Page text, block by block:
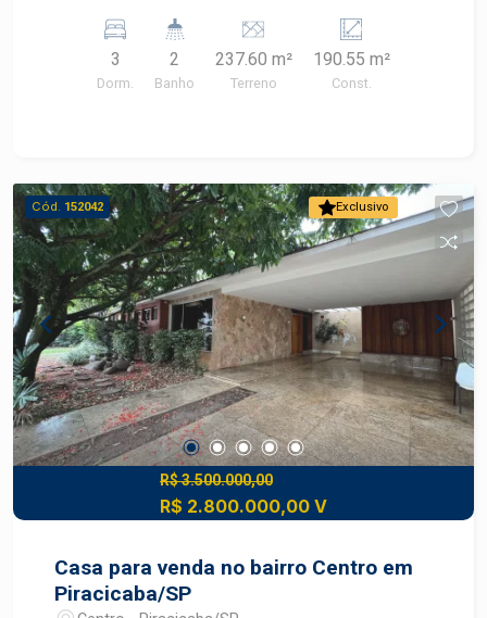
serviço, banheiro e edicula. Piso superior com 3
dormitórios e 1 banheiro.
3
Dorm.
2
Banho
237.60 m²
Terreno
190.55 m²
Const.
Exclusivo
Cód. 152042
R$ 3.500.000,00
R$ 2.800.000,00 V
Casa para venda no bairro Centro em
Piracicaba/SP